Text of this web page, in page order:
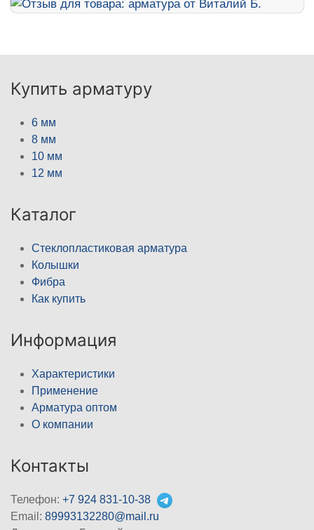
Купить арматуру
6 мм
8 мм
10 мм
12 мм
Каталог
Стеклопластиковая арматура
Колышки
Фибра
Как купить
Информация
Характеристики
Применение
Арматура оптом
О компании
Контакты
Телефон: +7 924 831-10-38
Email: 89993132280@mail.ru